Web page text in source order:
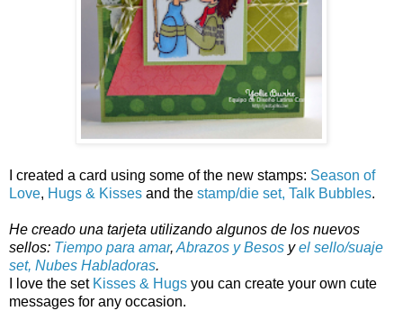
I created a card using some of the new stamps: Season of
Love, Hugs & Kisses and the stamp/die set, Talk Bubbles.
He creado una tarjeta utilizando algunos de los nuevos
sellos: Tiempo para amar, Abrazos y Besos yel sello/suaje
set, Nubes Habladoras.
I love the set Kisses & Hugs you can create your own cute
messages for any occasion.